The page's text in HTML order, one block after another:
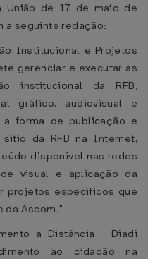
União de 17 de maio de
a seguinte redação:
Institucional e Projetos
gerenciar e executar as
institucional da RFB,
gráfico, audiovisual e
forma de publicação e
da RFB na Internet,
disponível nas redes
visual e aplicação da
projetos específicos que
da Ascom."
a Distância - Diadi
ao cidadão na